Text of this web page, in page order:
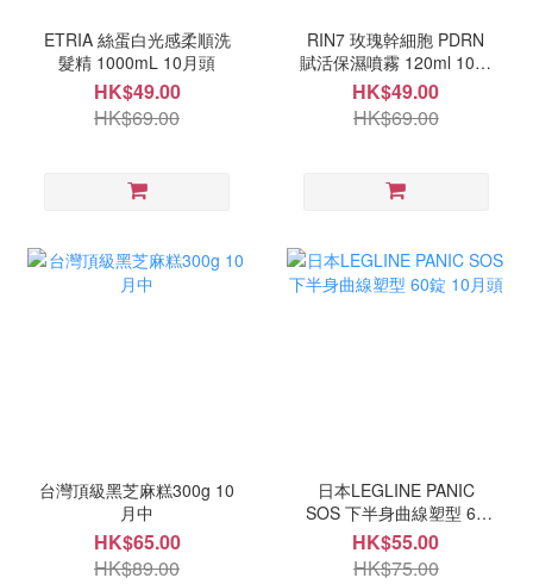
ETRIA 絲蛋白光感柔順洗
髮精 1000mL 10月頭
HK$49.00
HK$69.00
RIN7 玫瑰幹細胞 PDRN
賦活保濕噴霧 120ml 10月
中
HK$49.00
HK$69.00
台灣頂級黑芝麻糕300g 10
月中
HK$65.00
HK$89.00
日本LEGLINE PANIC
SOS 下半身曲線塑型 60
錠 10月頭
HK$55.00
HK$75.00